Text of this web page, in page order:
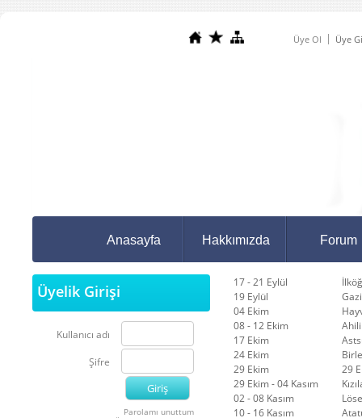
Üye Ol Üye
Anasayfa Hakkımızda Forum
Üyelik Girişi
Kullanıcı adı
Şifre
Parolamı unuttum
17 - 21 Eylül
19 Eylül
04 Ekim
08 - 12 Ekim
17 Ekim
24 Ekim
29 Ekim
29
29 Ekim - 04 Kasım
02 - 08 Kasım
10 - 16 Kasım